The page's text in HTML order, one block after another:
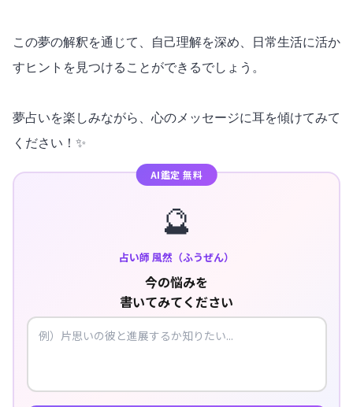
この夢の解釈を通じて、自己理解を深め、日常生活に活か
すヒントを見つけることができるでしょう。
夢占いを楽しみながら、心のメッセージに耳を傾けてみて
ください！✨
AI鑑定 無料
🔮
占い師 風然（ふうぜん）
今の悩みを
書いてみてください